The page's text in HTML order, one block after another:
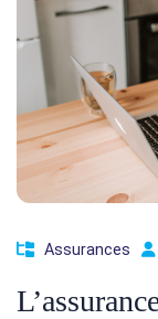
Assurances